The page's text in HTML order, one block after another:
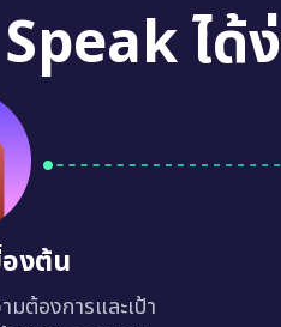
ได้
งต้น
มต้องการและเป้า